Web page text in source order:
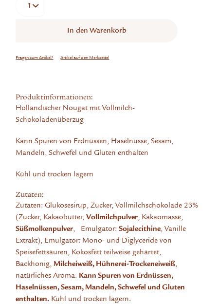
In den Warenkorb
Fragen zum Artikel? Artikel auf den Merkzettel
Produktinformationen:
Holländischer Nougat mit Vollmilch-
Schokoladenüberzug
Kann Spuren von Erdnüssen, Haselnüsse, Sesam,
Mandeln, Schwefel und Gluten enthalten
Kühl und trocken lagern
Zutaten:
Zutaten: Glukosesirup, Zucker, Vollmilchschokolade 23%
(Zucker, Kakaobutter,Vollmilchpulver, Kakaomasse,
Süßmolkenpulver, Emulgator:Sojalecithine, Vanille
Extrakt), Emulgator: Mono- und Diglyceride von
Speisefettsäuren, Kokosfett teilweise gehärtet,
Backhonig,Milcheiweiß, Hühnerei-Trockeneiweiß,
natürliches Aroma. Kann Spuren von Erdnüssen,
Haselnüssen, Sesam, Mandeln, Schwefel und Gluten
enthalten. Kühl und trocken lagern.